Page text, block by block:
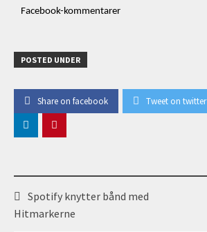
Facebook-kommentarer
POSTED UNDER
Share on facebook Tweet on twitter
Post
navigation
Spotify knytter bånd med
Hitmarkerne